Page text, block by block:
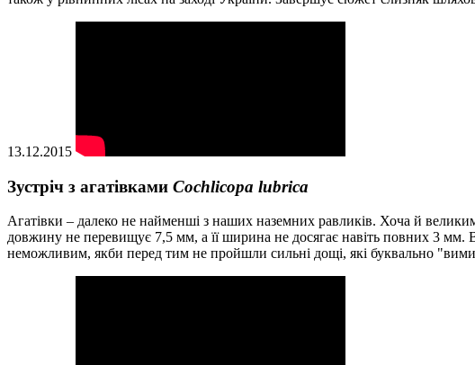
13.12.2015
Зустріч з агатівками Cochlicopa lubrica
Агатівки – далеко не найменші з наших наземних равликів. Хоча й
довжину не перевищує 7,5 мм, а її ширина не досягає навіть повних 3 мм.
неможливим, якби перед тим не пройшли сильні дощі, які буквально